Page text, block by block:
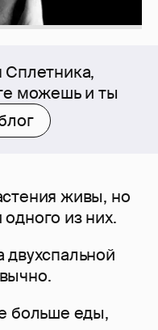
Сплетника,
можешь и ты
живы, но
из них.
двухспальной
больше еды,